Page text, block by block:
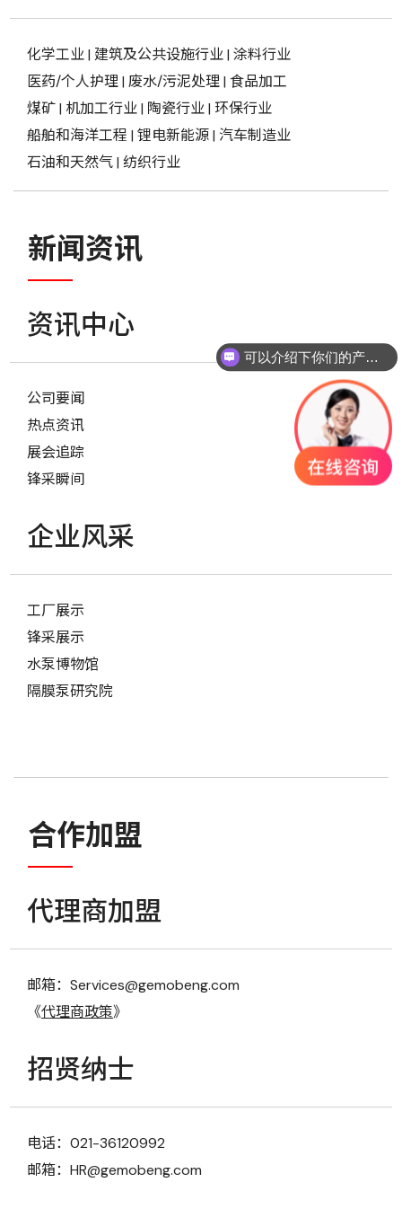
化学工业| 建筑及公共设施行业| 涂料行业
医药/个人护理| 废水/污泥处理| 食品加工
煤矿| 机加工行业| 陶瓷行业| 环保行业
船舶和海洋工程 | 锂电新能源| 汽车制造业
石油和天然气| 纺织行业
新闻资讯
资讯中心
公司要闻
热点资讯
展会追踪
锋采瞬间
企业风采
工厂展示
锋采展示
水泵博物馆
隔膜泵研究院
合作加盟
代理商加盟
邮箱：Services@gemobeng.com
《代理商政策》
招贤纳士
电话：021-36120992
邮箱：HR@gemobeng.com
可以介绍下你们的产品么？